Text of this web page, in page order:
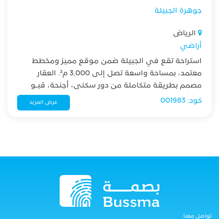
جوهرة الجبيلة
الرياض
أراضي
استراحة تقع في الجبيلة ضمن موقع مميز ومخطط
معتمد، بمساحة واسعة تصل إلى 3,000 م². العقار
مصمم بطريقة متكاملة من دور سكني، أجنحة، قبـو
وغرف خدمة، مما يجعلها مناسبة للاستثمار أو استراحة
كود: 001983 عرض المزيد
تواصل معنا